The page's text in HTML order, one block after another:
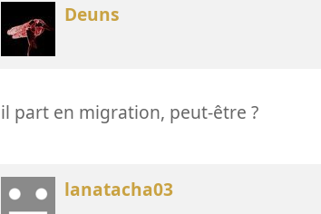
Deuns
il part en migration, peut-être ?
lanatacha03